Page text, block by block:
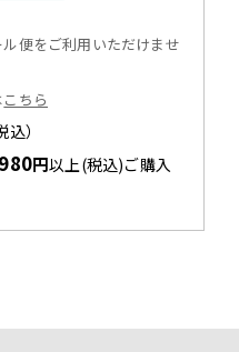
便をご利用いただけませ
こちら
込）
円以上(税込)ご購入